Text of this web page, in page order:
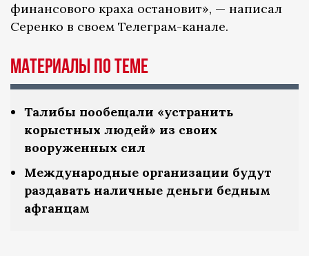
финансового краха остановит», — написал
Серенко в своем Телеграм-канале.
Материалы по теме
Талибы пообещали «устранить
корыстных людей» из своих
вооруженных сил
Международные организации будут
раздавать наличные деньги бедным
афганцам